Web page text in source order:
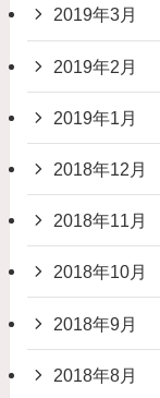
2019年3月
2019年2月
2019年1月
2018年12月
2018年11月
2018年10月
2018年9月
2018年8月